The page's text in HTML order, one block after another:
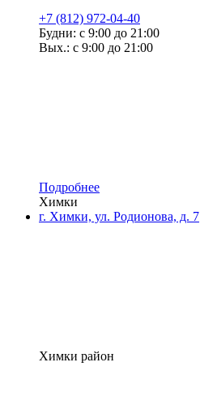
+7 (812) 972-04-40
Будни: с 9:00 до 21:00
Вых.: с 9:00 до 21:00
Подробнее
Химки
г. Химки, ул. Родионова, д. 7
Химки район